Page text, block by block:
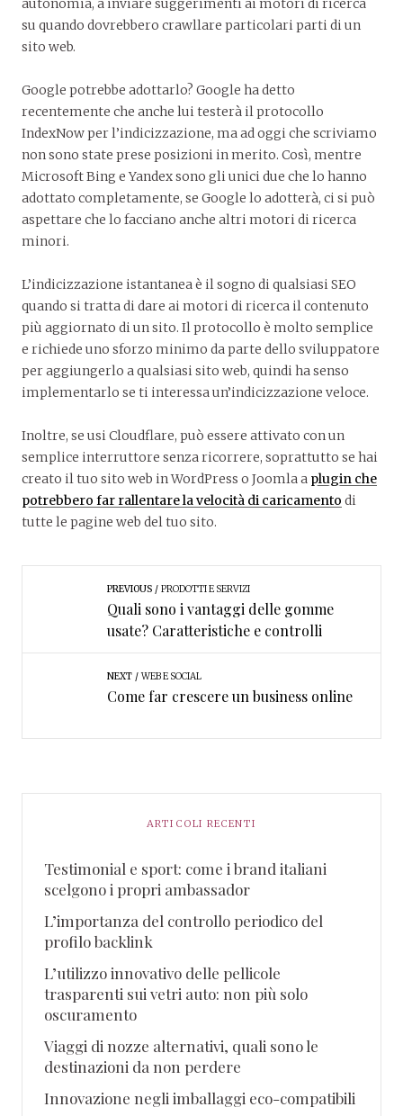
autonomia, a inviare suggerimenti ai motori di ricerca
su quando dovrebbero crawllare particolari parti di un
sito web.
Google potrebbe adottarlo? Google ha detto
recentemente che anche lui testerà il protocollo
IndexNow per l’indicizzazione, ma ad oggi che scriviamo
non sono state prese posizioni in merito. Così, mentre
Microsoft Bing e Yandex sono gli unici due che lo hanno
adottato completamente, se Google lo adotterà, ci si può
aspettare che lo facciano anche altri motori di ricerca
minori.
L’indicizzazione istantanea è il sogno di qualsiasi SEO
quando si tratta di dare ai motori di ricerca il contenuto
più aggiornato di un sito. Il protocollo è molto semplice
e richiede uno sforzo minimo da parte dello sviluppatore
per aggiungerlo a qualsiasi sito web, quindi ha senso
implementarlo se ti interessa un’indicizzazione veloce.
Inoltre, se usi Cloudflare, può essere attivato con un
semplice interruttore senza ricorrere, soprattutto se hai
creato il tuo sito web in WordPress o Joomla a plugin che
potrebbero far rallentare la velocità di caricamento di
tutte le pagine web del tuo sito.
PREVIOUS PRODOTTI E SERVIZI
Quali sono i vantaggi delle gomme
usate? Caratteristiche e controlli
NEXT WEB E SOCIAL
Come far crescere un business online
ARTICOLI RECENTI
Testimonial e sport: come i brand italiani
scelgono i propri ambassador
L’importanza del controllo periodico del
profilo backlink
L’utilizzo innovativo delle pellicole
trasparenti sui vetri auto: non più solo
oscuramento
Viaggi di nozze alternativi, quali sono le
destinazioni da non perdere
Innovazione negli imballaggi eco-compatibili